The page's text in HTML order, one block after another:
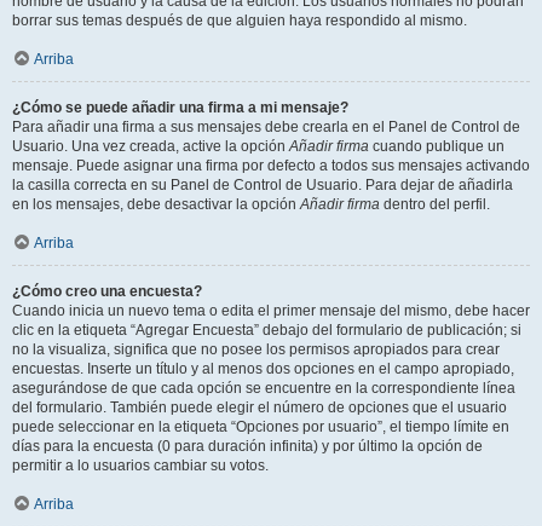
borrar sus temas después de que alguien haya respondido al mismo.
Arriba
¿Cómo se puede añadir una firma a mi mensaje?
Para añadir una firma a sus mensajes debe crearla en el Panel de Control de
Usuario. Una vez creada, active la opciónAñadir firma cuando publique un
mensaje. Puede asignar una firma por defecto a todos sus mensajes activando
la casilla correcta en su Panel de Control de Usuario. Para dejar de añadirla
en los mensajes, debe desactivar la opciónAñadir firma dentro del perfil.
Arriba
¿Cómo creo una encuesta?
Cuando inicia un nuevo tema o edita el primer mensaje del mismo, debe hacer
clic en la etiqueta “Agregar Encuesta” debajo del formulario de publicación; si
no la visualiza, significa que no posee los permisos apropiados para crear
encuestas. Inserte un título y al menos dos opciones en el campo apropiado,
asegurándose de que cada opción se encuentre en la correspondiente línea
del formulario. También puede elegir el número de opciones que el usuario
puede seleccionar en la etiqueta “Opciones por usuario”, el tiempo límite en
días para la encuesta (0 para duración infinita) y por último la opción de
permitir a lo usuarios cambiar su votos.
Arriba